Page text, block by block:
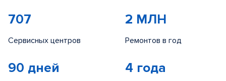
707
Сервисных центров
2 МЛН
Ремонтов в год
90 дней 4 года